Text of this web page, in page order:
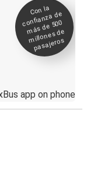
Con la
confianza de
más de 500
millones de
pasajeros